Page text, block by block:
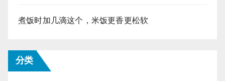
煮饭时加几滴这个，米饭更香更松软
分类